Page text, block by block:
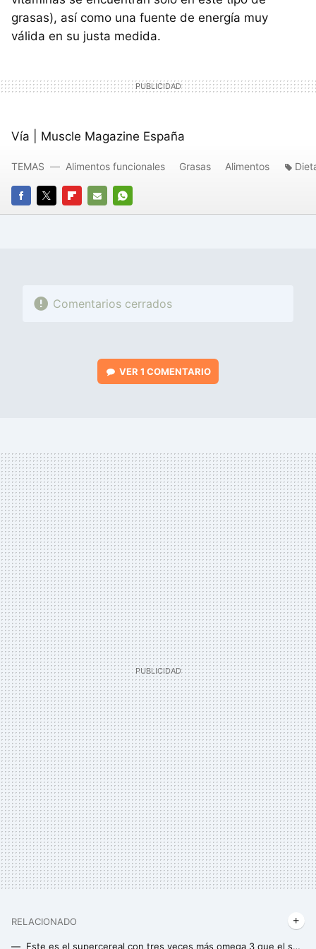
grasas), así como una fuente de energía muy
válida en su justa medida.
Vía | Muscle Magazine España
FACEBOOK
TWITTERFLIPBOARD
E-
WHATSAPP
TEMAS Alimentos funcionales Grasas Alimentos
Comentarios cerrados
VER 1 COMENTARIO
RELACIONADO
Este es el supercereal con tres veces más omega 3 que el salmón y el doble de proteínas que el arroz